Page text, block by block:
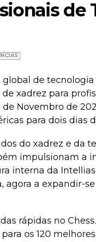
de
de
xadrez para
de Novembro de
para dois dias
do xadrez e da
impulsionam a
interna da Intellias
agora a expandir-
rápidas no
os 120